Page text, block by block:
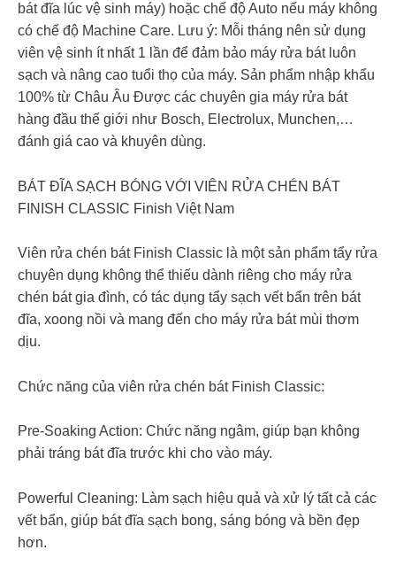
bát đĩa lúc vệ sinh máy) hoặc chế độ Auto nếu máy không
có chế độ Machine Care. Lưu ý: Mỗi tháng nên sử dụng
viên vệ sinh ít nhất 1 lần để đảm bảo máy rửa bát luôn
sạch và nâng cao tuổi thọ của máy. Sản phẩm nhập khẩu
100% từ Châu Âu Được các chuyên gia máy rửa bát
hàng đầu thế giới như Bosch, Electrolux, Munchen,…
đánh giá cao và khuyên dùng.
BÁT ĐĨA SẠCH BÓNG VỚI VIÊN RỬA CHÉN BÁT
FINISH CLASSIC Finish Việt Nam
Viên rửa chén bát Finish Classic là một sản phẩm tẩy rửa
chuyên dụng không thể thiếu dành riêng cho máy rửa
chén bát gia đình, có tác dụng tẩy sạch vết bẩn trên bát
đĩa, xoong nồi và mang đến cho máy rửa bát mùi thơm
dịu.
Chức năng của viên rửa chén bát Finish Classic:
Pre-Soaking Action: Chức năng ngâm, giúp bạn không
phải tráng bát đĩa trước khi cho vào máy.
Powerful Cleaning: Làm sạch hiệu quả và xử lý tất cả các
vết bẩn, giúp bát đĩa sạch bong, sáng bóng và bền đẹp
hơn.